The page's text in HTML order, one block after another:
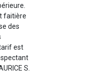
faitière
des
est
S.